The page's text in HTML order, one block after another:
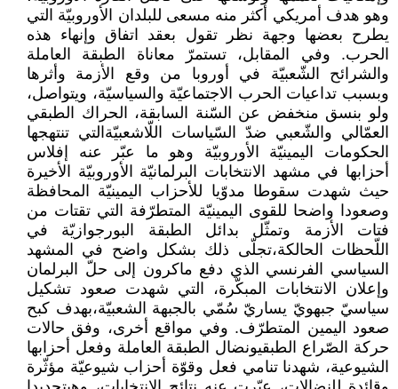
وهو هدف أمريكي أكثر منه مسعى للبلدان الأوروبيّة التي
يطرح بعضها وجهة نظر تقول بعقد اتفاق وإنهاء هذه
الحرب. وفي المقابل، تستمرّ معاناة الطبقة العاملة
والشرائح الشّعبيّة في أوروبا من وقع الأزمة وأثرها
وبسبب تداعيات الحرب الاجتماعيّة والسياسيّة، ويتواصل،
ولو بنسق منخفض عن السّنة السابقة، الحراك الطبقي
العمّالي والشّعبي ضدّ السّياسات اللّاشعبيّةالتي تنتهجها
الحكومات اليمينيّة الأوروبيّة وهو ما عبّر عنه إفلاس
أحزابها في مشهد الانتخابات البرلمانيّة الأوروبيّة الأخيرة
حيث شهدت سقوطا مدوّيا للأحزاب اليمينيّة المحافظة
وصعودا واضحا للقوى اليمينيّة المتطرّفة التي تقتات من
فتات الأزمة وتمثّل بدائل الطبقة البورجوازيّة في
اللّحظات الحالكة،تجلّى ذلك بشكل واضح في المشهد
السياسي الفرنسي الذي دفع ماكرون إلى حلّ البرلمان
وإعلان الانتخابات المبكّرة، التي شهدت صعود تشكيل
سياسيّ جبهويّ يساريّ سُمّي بالجبهة الشعبيّة،بهدف كبح
صعود اليمين المتطرّف. وفي مواقع أخرى، وفق حالات
حركة الصّراع الطبقيونضال الطبقة العاملة وفعل أحزابها
الشيوعية، شهدنا تنامي فعل وقوّة أحزاب شيوعيّة مؤثّرة